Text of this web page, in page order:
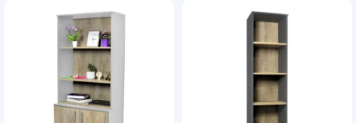
AddCardToFavourite